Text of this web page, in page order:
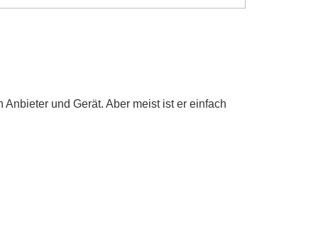
und Gerät. Aber meist ist er einfach